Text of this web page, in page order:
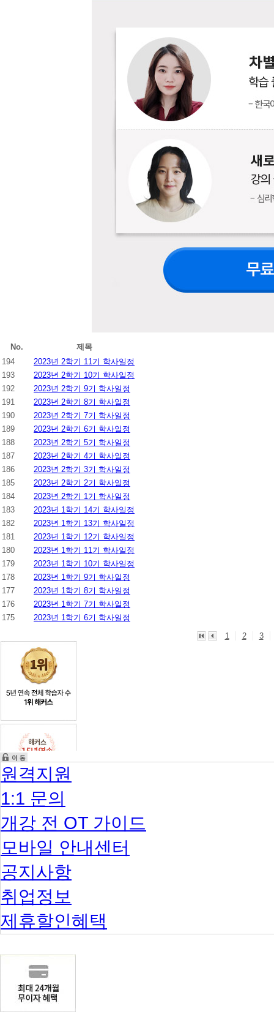
No.
제목
194
2023년 2학기 11기 학사일정
193
2023년 2학기 10기 학사일정
192
2023년 2학기 9기 학사일정
191
2023년 2학기 8기 학사일정
190
2023년 2학기 7기 학사일정
189
2023년 2학기 6기 학사일정
188
2023년 2학기 5기 학사일정
187
2023년 2학기 4기 학사일정
186
2023년 2학기 3기 학사일정
185
2023년 2학기 2기 학사일정
184
2023년 2학기 1기 학사일정
183
2023년 1학기 14기 학사일정
182
2023년 1학기 13기 학사일정
181
2023년 1학기 12기 학사일정
180
2023년 1학기 11기 학사일정
179
2023년 1학기 10기 학사일정
178
2023년 1학기 9기 학사일정
177
2023년 1학기 8기 학사일정
176
2023년 1학기 7기 학사일정
175
2023년 1학기 6기 학사일정
1
2 3
원격지원
1:1 문의
개강 전 OT 가이드
모바일 안내센터
공지사항
취업정보
제휴할인혜택